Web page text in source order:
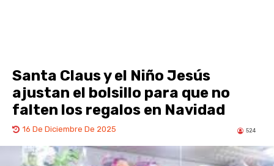
Santa Claus y el Niño Jesús
ajustan el bolsillo para que no
falten los regalos en Navidad
16 De Diciembre De 2025 524